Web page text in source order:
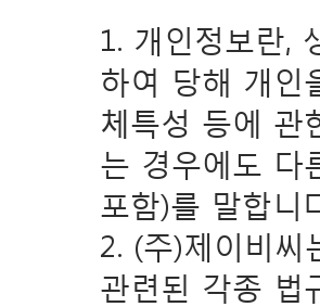
1. 개인정보란,
하여 당해 개인
체특성 등에 관
는 경우에도 다
포함)를 말합니
2. (주)제이비
관련된 각종 법